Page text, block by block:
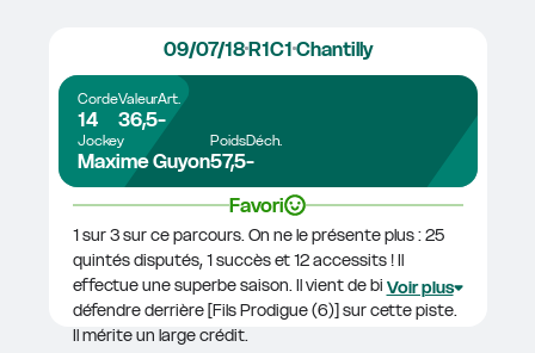
09/07/18R1C1Chantilly
Corde
14
Valeur
36,5
Art.
-
Jockey
Maxime Guyon
Poids
57,5
Déch.
-
Favori
1 sur 3 sur ce parcours. On ne le présente plus : 25
quintés disputés, 1 succès et 12 accessits ! Il
effectue une superbe saison. Il vient de bien se
défendre derrière [Fils Prodigue (6)] sur cette piste.
Il mérite un large crédit.
Voir plus